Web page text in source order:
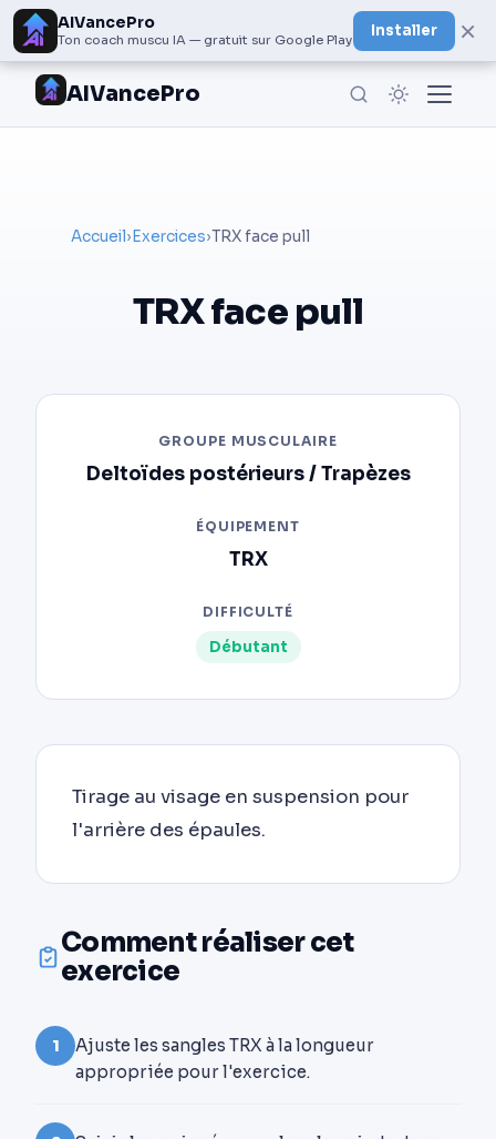
AIVancePro
Ton coach muscu IA — gratuit sur Google Play
Installer ×
AIVancePro
Accueil› Exercices›TRX face pull
TRX face pull
GROUPE MUSCULAIRE
Deltoïdes postérieurs / Trapèzes
ÉQUIPEMENT
TRX
DIFFICULTÉ
Débutant
Tirage au visage en suspension pour
l'arrière des épaules.
Comment réaliser cet
exercice
1
Ajuste les sangles TRX à la longueur
appropriée pour l'exercice.